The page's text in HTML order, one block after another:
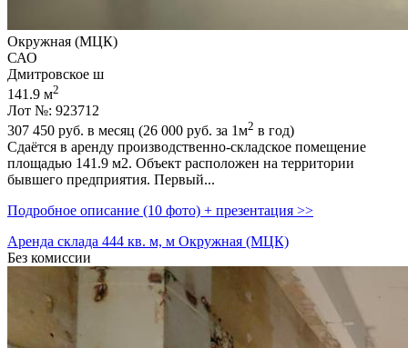
Окружная (МЦК)
САО
Дмитровское ш
141.9 м2
Лот №: 923712
307 450 руб. в месяц (26 000 руб. за 1м2 в год)
Сдаётся в аренду производственно-складское помещение
площадью 141.9 м2. Объект расположен на территории
бывшего предприятия. Первый...
Подробное описание (10 фото) + презентация >>
Аренда склада 444 кв. м, м Окружная (МЦК)
Без комиссии